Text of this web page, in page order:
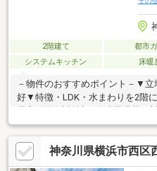
2階建て 都市
システムキッチン
床暖
－物件のおすすめポイント－▼
好▼特徴・LDK・水まわりを2階
居室2面採光設計・食洗機搭載の
窓・収納付の納戸を3か所設置、
け仕様・スカイバルコニーより
望めます(季節・天候等による)・
備・床暖房(リビング)・浴室は
神奈川県横浜市西区